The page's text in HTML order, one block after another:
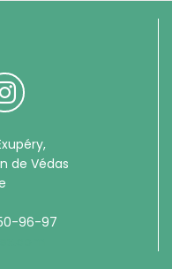
de Védas
96-97